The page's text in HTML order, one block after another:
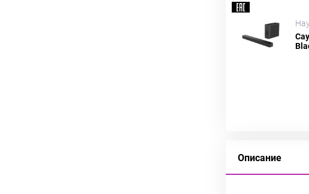
Описание